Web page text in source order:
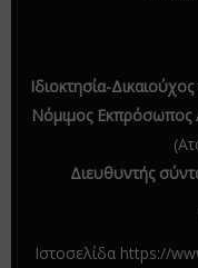
Ιδιοκτησία-
Νόμιμος Εκπρόσωπος /
Διευθυντής
Ιστοσελίδα https://